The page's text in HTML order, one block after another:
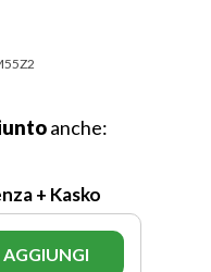
anche:
+ Kasko
AGGIUNGI